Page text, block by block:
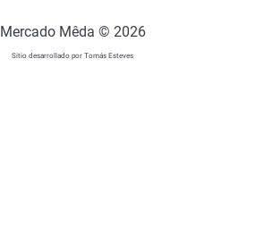
Mercado Mêda © 2026
Sitio desarrollado por Tomás Esteves